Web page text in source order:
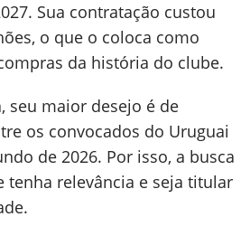
Sua contratação custou
o que o coloca como
da história do clube.
seu maior desejo é de
os convocados do Uruguai
de 2026. Por isso, a busca
tenha relevância e seja titular